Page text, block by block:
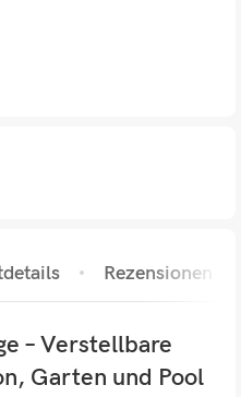
Rezensionen (0)
– Verstellbare
Garten und Pool